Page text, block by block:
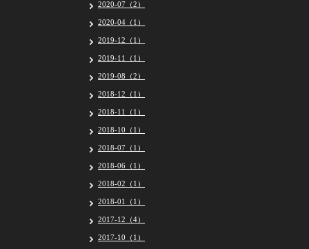
2020-07（2）
2020-04（1）
2019-12（1）
2019-11（1）
2019-08（2）
2018-12（1）
2018-11（1）
2018-10（1）
2018-07（1）
2018-06（1）
2018-02（1）
2018-01（1）
2017-12（4）
2017-10（1）